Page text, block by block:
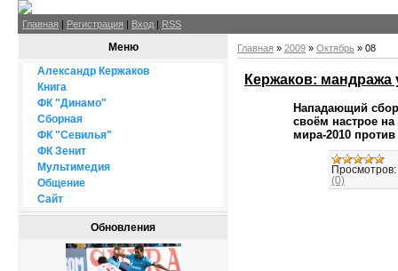
Главная | Регистрация | Вход | RSS
Меню
Александр Кержаков
Книга
ФК "Динамо"
Сборная
ФК "Севилья"
ФК Зенит
Мультимедия
Общение
Сайт
Обновления
Главная » 2009 » Октябрь » 08
Кержаков: мандража
Нападающий
своём настрое
мира-2010
Просмотров:
(0)